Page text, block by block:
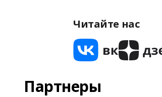
Читайте нас
Партнеры